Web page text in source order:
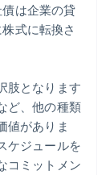
は企業の貸
式に転換さ
肢となります
ど、他の種類
値がありま
ケジュールを
コミットメン